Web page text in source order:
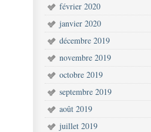
février 2020
janvier 2020
décembre 2019
novembre 2019
octobre 2019
septembre 2019
août 2019
juillet 2019